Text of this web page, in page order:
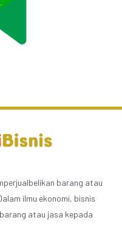
barang atau
ilmu ekonomi, bisnis
atau jasa kepada